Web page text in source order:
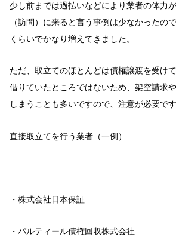
少し前までは過払いなどにより業者の体力
（訪問）に来ると言う事例は少なかったの
くらいでかなり増えてきました。
ただ、取立てのほとんどは債権譲渡を受け
借りていたところではないため、架空請求
しまうことも多いですので、注意が必要です
直接取立てを行う業者（一例）
・株式会社日本保証
・パルティール債権回収株式会社